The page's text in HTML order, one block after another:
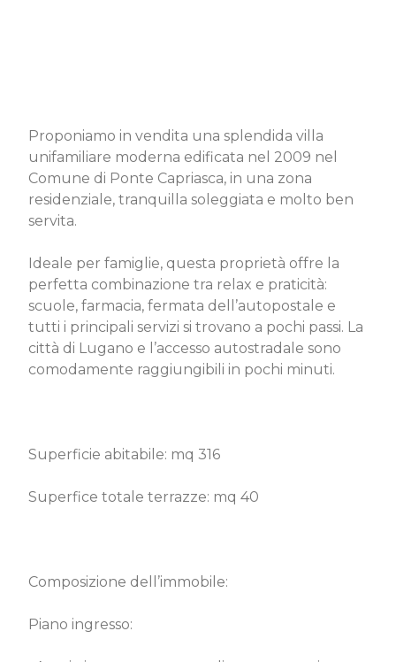
Proponiamo in vendita una splendida villa
unifamiliare moderna edificata nel 2009 nel
Comune di Ponte Capriasca, in una zona
residenziale, tranquilla soleggiata e molto ben
servita.
Ideale per famiglie, questa proprietà offre la
perfetta combinazione tra relax e praticità:
scuole, farmacia, fermata dell’autopostale e
tutti i principali servizi si trovano a pochi passi. La
città di Lugano e l’accesso autostradale sono
comodamente raggiungibili in pochi minuti.
Superficie abitabile: mq 316
Superfice totale terrazze: mq 40
Composizione dell’immobile:
Piano ingresso: